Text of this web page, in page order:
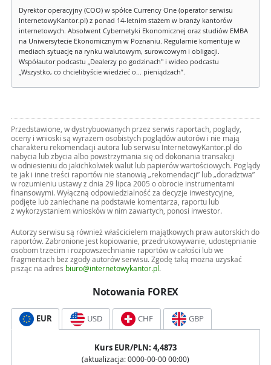
Dyrektor operacyjny (COO) w spółce Currency One (operator serwisu
InternetowyKantor.pl) z ponad 14-letnim stażem w branży kantorów
internetowych. Absolwent Cybernetyki Ekonomicznej oraz studiów EMBA
na Uniwersytecie Ekonomicznym w Poznaniu. Regularnie komentuje w
mediach sytuację na rynku walutowym, surowcowym i obligacji.
Współautor podcastu „Dealerzy po godzinach" i wideo podcastu
„Wszystko, co chcielibyście wiedzieć o... pieniądzach”.
Przedstawione, w dystrybuowanych przez serwis raportach, poglądy,
oceny i wnioski są wyrazem osobistych poglądów autorów i nie mają
charakteru rekomendacji autora lub serwisu InternetowyKantor.pl do
nabycia lub zbycia albo powstrzymania się od dokonania transakcji
w odniesieniu do jakichkolwiek walut lub papierów wartościowych. Poglądy
te jak i inne treści raportów nie stanowią „rekomendacji” lub „doradztwa”
w rozumieniu ustawy z dnia 29 lipca 2005 o obrocie instrumentami
finansowymi. Wyłączną odpowiedzialność za decyzje inwestycyjne,
podjęte lub zaniechane na podstawie komentarza, raportu lub
z wykorzystaniem wniosków w nim zawartych, ponosi inwestor.
Autorzy serwisu są również właścicielem majątkowych praw autorskich do
raportów. Zabronione jest kopiowanie, przedrukowywanie, udostępnianie
osobom trzecim i rozpowszechnianie raportów w całości lub we
fragmentach bez zgody autorów serwisu. Zgodę taką można uzyskać
pisząc na adres biuro@internetowykantor.pl .
Notowania FOREX
EUR USD CHF GBP
Kurs EUR/PLN: 4,4873
(aktualizacja: 0000-00-00 00:00)